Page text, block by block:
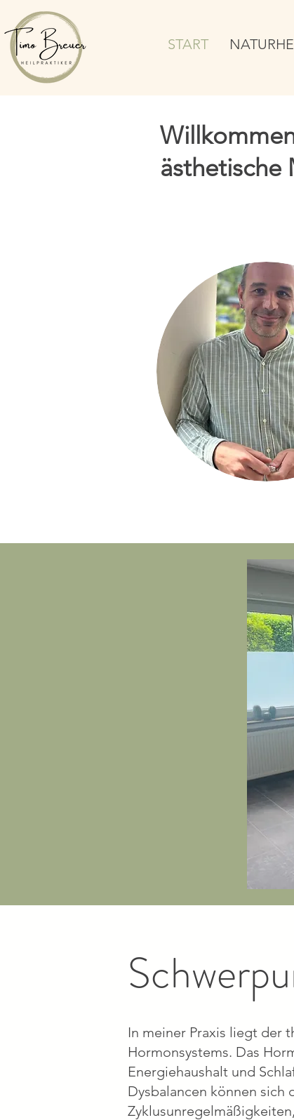
START
ästhetische
In meiner Praxis liegt der
Hormonsystems. Das
Energiehaushalt und
Dysbalancen können sich